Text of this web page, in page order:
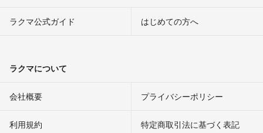
ラクマ公式ガイド はじめての方へ
ラクマについて
会社概要 プライバシーポリシー
利用規約 特定商取引法に基づく表記